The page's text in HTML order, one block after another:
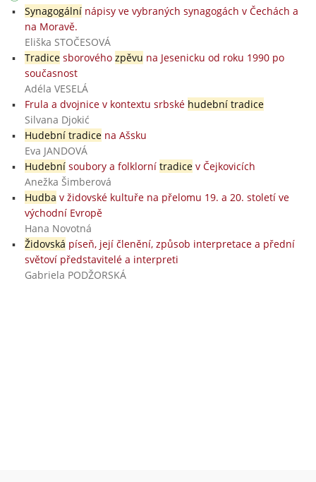
Synagogálnínápisy ve vybraných synagogách v Čechách a
na Moravě.
Eliška STOČESOVÁ
Tradicesborového zpěvu na Jesenicku od roku 1990 po
současnost
Adéla VESELÁ
Frula a dvojnice v kontextu srbské hudební tradice
Silvana Djokić
Hudební tradicena Ašsku
Eva JANDOVÁ
Hudebnísoubory a folklorní tradicev Čejkovicích
Anežka Šimberová
Hudba v židovské kultuře na přelomu 19. a 20. století ve
východní Evropě
Hana Novotná
Židovská píseň, její členění, způsob interpretace a přední
světoví představitelé a interpreti
Gabriela PODŽORSKÁ